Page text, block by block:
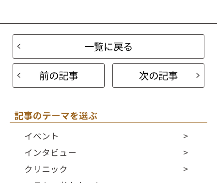
一覧に戻る
前の記事
次の記事
記事のテーマを選ぶ
イベント
インタビュー
クリニック